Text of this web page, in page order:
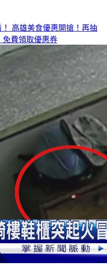
高雄美食優惠開搶！再抽
免費領取優惠券